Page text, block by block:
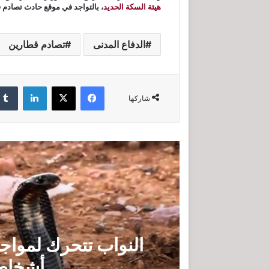
هيئة السكة الحديد، بالتواجد في موقع حادث
الدفاع المدنى تصادم قطارين
شاركها
فيسبوك ‫X